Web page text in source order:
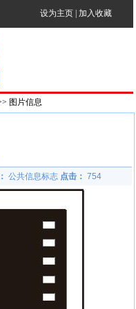
设为主页 加入收藏
图片信息
公共信息标志 点击： 754